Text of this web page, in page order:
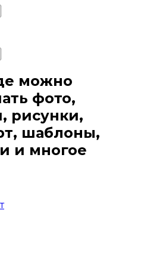
можно
фото,
рисунки,
шаблоны,
и многое